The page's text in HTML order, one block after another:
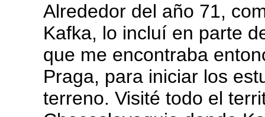
Alrededor del año 71,
Kafka, lo incluí en parte
que me encontraba
Praga, para iniciar los
terreno. Visité todo el